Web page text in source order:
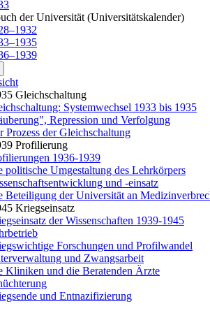
der Universität (Universitätskalender)
Gleichschaltung
Systemwechsel 1933 bis 1935
Repression und Verfolgung
Prozess der Gleichschaltung
Profilierung
1936-1939
politische Umgestaltung des Lehrkörpers
und -einsatz
Beteiligung der Universität an
Kriegseinsatz
der Wissenschaften 1939-1945
Forschungen und Profilwandel
und Zwangsarbeit
Kliniken und die Beratenden Ärzte
und Entnazifizierung